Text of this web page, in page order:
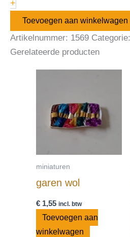
+
Toevoegen aan winkelwagen
Artikelnummer: 1569 Categorie:
Gerelateerde producten
miniaturen
garen wol
€ 1,55 incl. btw
Toevoegen aan
winkelwagen